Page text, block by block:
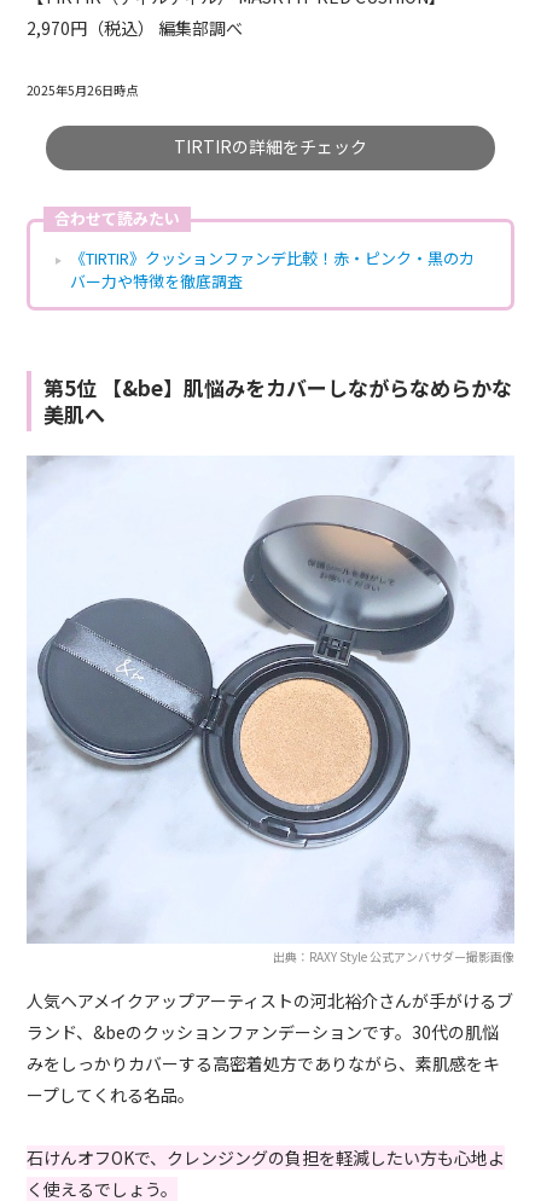
2,970円（税込） 編集部調べ
2025年5月26日時点
TIRTIRの詳細をチェック
合わせて読みたい
《TIRTIR》クッションファンデ比較！赤・ピンク・黒のカ
バー力や特徴を徹底調査
第5位 【&be】肌悩みをカバーしながらなめらかな
美肌へ
出典：RAXY Style 公式アンバサダー撮影画像
人気ヘアメイクアップアーティストの河北裕介さんが手がけるブ
ランド、&beのクッションファンデーションです。30代の肌悩
みをしっかりカバーする高密着処方でありながら、素肌感をキ
ープしてくれる名品。
石けんオフOKで、クレンジングの負担を軽減したい方も心地よ
く使えるでしょう。